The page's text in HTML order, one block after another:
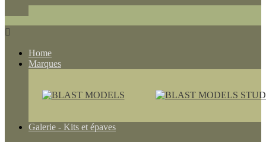

Home
Marques
Galerie - Kits et épaves